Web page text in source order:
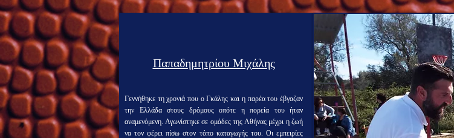
Παπαδημητρίου Μιχάλης
Γεννήθηκε τη χρονιά που ο Γκάλης και η παρέα του έβγαζαν
την Ελλάδα στους δρόμους οπότε η πορεία του ήταν
αναμενόμενη. Αγωνίστηκε σε ομάδες της Αθήνας μέχρι η ζωή
να τον φέρει πίσω στον τόπο καταγωγής του. Οι εμπειρίες